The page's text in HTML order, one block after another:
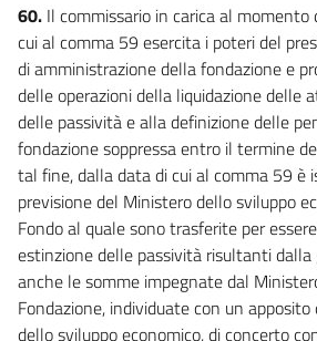
60. Il commissario in carica al momento
cui al comma 59 esercita i poteri del
di amministrazione della fondazione e
delle operazioni della liquidazione delle
delle passività e alla definizione delle
fondazione soppressa entro il termine
tal fine, dalla data di cui al comma 59
previsione del Ministero dello sviluppo
Fondo al quale sono trasferite per
estinzione delle passività risultanti
anche le somme impegnate dal
Fondazione, individuate con un
dello sviluppo economico, di concerto